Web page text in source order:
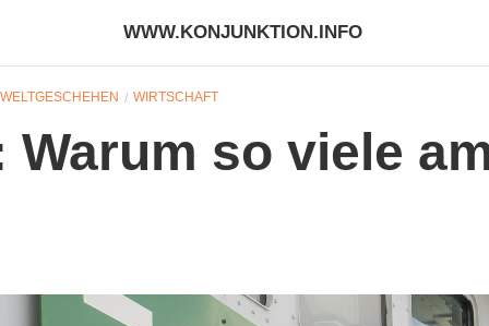
WWW.KONJUNKTION.INFO
WELTGESCHEHEN WIRTSCHAFT
Warum so viele